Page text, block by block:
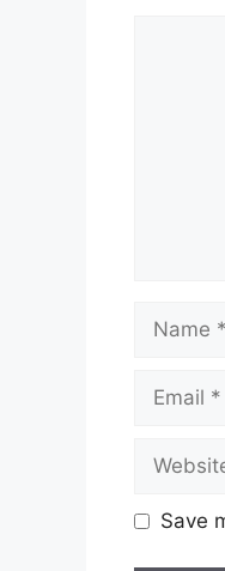
Name
Email
Website
Save